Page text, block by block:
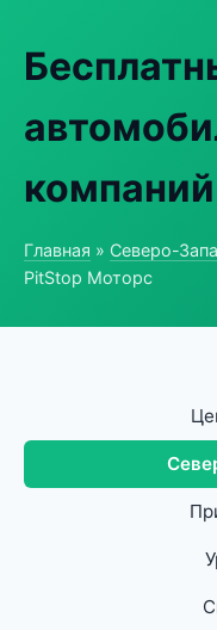
компаний
Главная » Северо-
PitStop Моторс